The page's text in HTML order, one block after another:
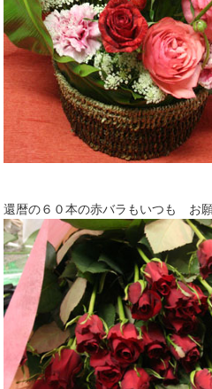
還暦の６０本の赤バラもいつも お